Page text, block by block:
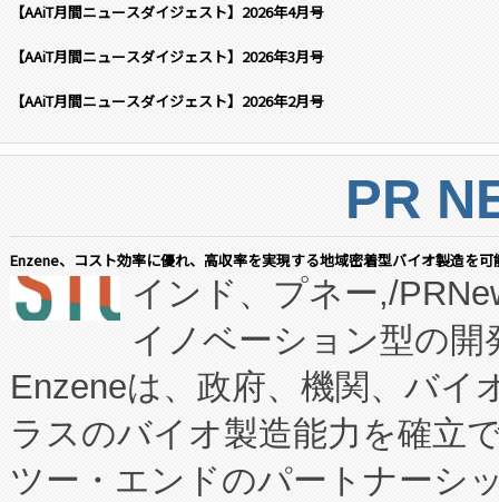
【AAiT月間ニュースダイジェスト】2026年4月号
【AAiT月間ニュースダイジェスト】2026年3月号
【AAiT月間ニュースダイジェスト】2026年2月号
PR
Enzene、コスト効率に優れ、高収率を実現する地域密着型バイオ製造を
インド、プネー,/
イノベーション型の
Enzeneは、政府、機関、バイ
ラスのバイオ製造能力を確立
ツー・エンドのパートナーシ